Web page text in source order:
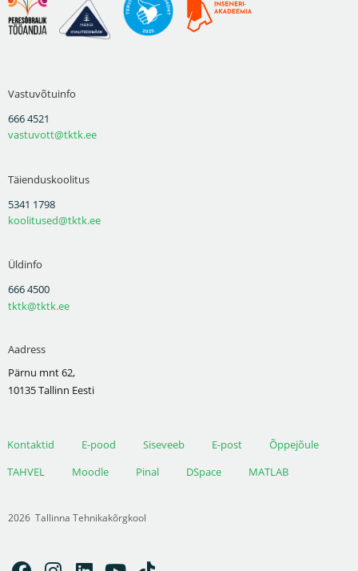
Vastuvõtuinfo
666 4521
vastuvott@tktk.ee
Täienduskoolitus
5341 1798
koolitused@tktk.ee
Üldinfo
666 4500
tktk@tktk.ee
Aadress
Pärnu mnt 62,
10135 Tallinn Eesti
Kontaktid E-pood Siseveeb E-post
Õppejõule
TAHVEL
Moodle Pinal DSpace MATLAB
2026 Tallinna Tehnikakõrgkool